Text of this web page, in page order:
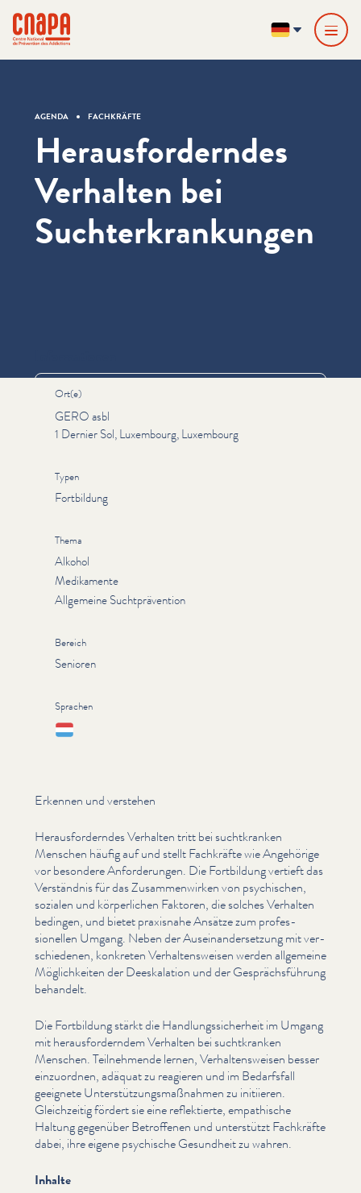
cnapa
DE
AGENDA FACHKRÄFTE
Herausforderndes
Verhalten bei
Suchterkrankungen
Ort(e)
GERO asbl
1 Dernier Sol, Luxembourg, Luxembourg
Typen
Fortbildung
Thema
Alkohol
Medikamente
Allgemeine Suchtprävention
Bereich
Senioren
Sprachen
Lëtzebuergesch
Erkennen und verstehen
Her­aus­fordern­des Verhalten tritt bei suchtkranken
Menschen häufig auf und stellt Fachkräfte wie Angehörige
vor besondere Anforderun­gen. Die Fortbildung vertieft das
Verständnis für das Zusam­men­wirken von psychischen,
sozialen und kör­per­lichen Faktoren, die solches Verhalten
bedingen, und bietet praxisnahe Ansätze zum pro­fes­
sionellen Umgang. Neben der Auseinan­der­set­zung mit ver­
schiede­nen, konkreten Ver­hal­tensweisen werden allgemeine
Möglichkeit­en der Deeskala­tion und der Gesprächs­führung
behandelt.
Die Fortbildung stärkt die Hand­lungssicher­heit im Umgang
mit her­aus­fordern­dem Verhalten bei suchtkranken
Menschen. Teil­nehmende lernen, Ver­hal­tensweisen besser
einzuordnen, adäquat zu reagieren und im Bedarfsfall
geeignete Unter­stützungs­maß­nah­men zu initiieren.
Gle­ichzeit­ig fördert sie eine reflek­tierte, empathische
Haltung gegenüber Betroffenen und unterstützt Fachkräfte
dabei, ihre eigene psychische Gesundheit zu wahren.
Inhalte